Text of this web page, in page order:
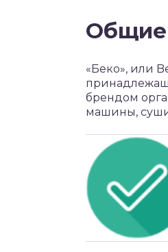
Общие
«Беко», или
брендом
машины,